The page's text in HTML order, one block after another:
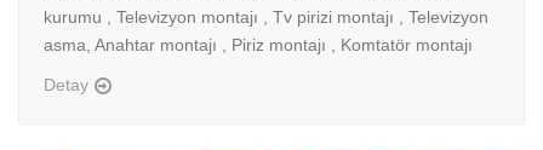
kurumu , Televizyon montajı , Tv pirizi montajı , Televizyon
asma, Anahtar montajı , Piriz montajı , Komtatör montajı
Detay